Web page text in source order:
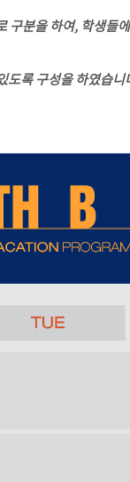
구분을 하여, 학생들
도록 구성을 하였습